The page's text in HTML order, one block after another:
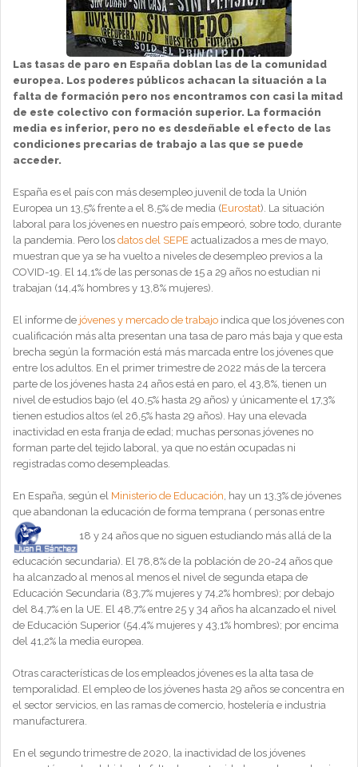
Las tasas de paro en España doblan las de la comunidad
europea. Los poderes públicos achacan la situación a la
falta de formación pero nos encontramos con casi la mitad
de este colectivo con formación superior. La formación
media es inferior, pero no es desdeñable el efecto de las
condiciones precarias de trabajo a las que se puede
acceder.
España es el país con más desempleo juvenil de toda la Unión
Europea un 13,5% frente a el 8,5% de media (Eurostat). La situación
laboral para los jóvenes en nuestro país empeoró, sobre todo, durante
la pandemia. Pero los datos del SEPE actualizados a mes de mayo,
muestran que ya se ha vuelto a niveles de desempleo previos a la
COVID-19. El 14,1% de las personas de 15 a 29 años no estudian ni
trabajan (14,4% hombres y 13,8% mujeres).
El informe de jóvenes y mercado de trabajo indica que los jóvenes con
cualificación más alta presentan una tasa de paro más baja y que esta
brecha según la formación está más marcada entre los jóvenes que
entre los adultos. En el primer trimestre de 2022 más de la tercera
parte de los jóvenes hasta 24 años está en paro, el 43,8%, tienen un
nivel de estudios bajo (el 40,5% hasta 29 años) y únicamente el 17,3%
tienen estudios altos (el 26,5% hasta 29 años). Hay una elevada
inactividad en esta franja de edad; muchas personas jóvenes no
forman parte del tejido laboral, ya que no están ocupadas ni
registradas como desempleadas.
En España, según el Ministerio de Educación, hay un 13,3% de jóvenes
que abandonan la educación de forma temprana ( personas entre
18 y 24 años que no siguen estudiando más allá de la
educación secundaria). El 78,8% de la población de 20-24 años que
ha alcanzado al menos al menos el nivel de segunda etapa de
Educación Secundaria (83,7% mujeres y 74,2% hombres); por debajo
del 84,7% en la UE. El 48,7% entre 25 y 34 años ha alcanzado el nivel
de Educación Superior (54,4% mujeres y 43,1% hombres); por encima
del 41,2% la media europea.
Otras características de los empleados jóvenes es la alta tasa de
temporalidad. El empleo de los jóvenes hasta 29 años se concentra en
el sector servicios, en las ramas de comercio, hostelería e industria
manufacturera.
En el segundo trimestre de 2020, la inactividad de los jóvenes